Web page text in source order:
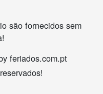
são fornecidos sem
feriados.com.pt